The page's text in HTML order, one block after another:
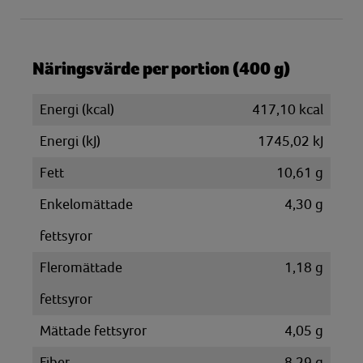
Näringsvärde per portion (400 g)
Energi (kcal)
417,10 kcal
Energi (kJ)
1745,02 kJ
Fett
10,61 g
Enkelomättade
fettsyror
4,30 g
Fleromättade
fettsyror
1,18 g
Mättade fettsyror
4,05 g